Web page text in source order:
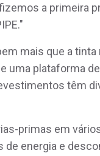
a primeira
mais que a
uma plataforma
têm
primas em
de energia e